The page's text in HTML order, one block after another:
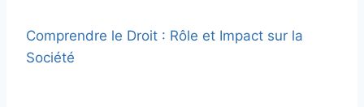
Comprendre le Droit : Rôle et Impact sur la
Société